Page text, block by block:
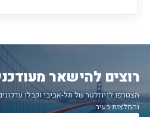
רוצים להישאר
הצטרפו לניוזלטר של תל-אביבי וקבלו
והמלצות בעיר.